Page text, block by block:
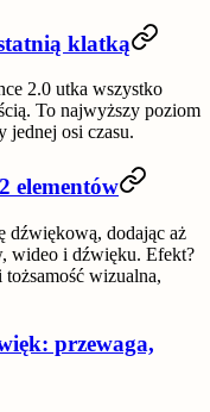
klatką
2.0 utka wszystko
To najwyższy poziom
osi czasu.
elementów
dźwiękową, dodając aż
wideo i dźwięku. Efekt?
wizualna,
przewaga,